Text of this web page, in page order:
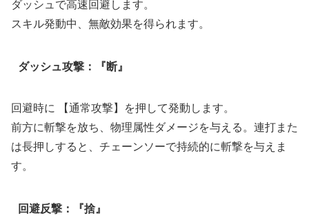
ダッシュで高速回避します。
スキル発動中、無敵効果を得られます。
ダッシュ攻撃：『断』
回避時に 【通常攻撃】を押して発動します。
前方に斬撃を放ち、物理属性ダメージを与える。連打また
は長押しすると、チェーンソーで持続的に斬撃を与えま
す。
回避反撃：『捨』